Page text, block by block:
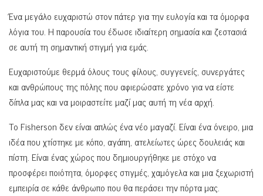
Ένα μεγάλο ευχαριστώ στον πάτερ για την ευλογία και τα όμορφα
λόγια του. Η παρουσία του έδωσε ιδιαίτερη σημασία και ζεστασιά
σε αυτή τη σημαντική στιγμή για εμάς.
Ευχαριστούμε θερμά όλους τους φίλους, συγγενείς, συνεργάτες
και ανθρώπους της πόλης που αφιερώσατε χρόνο για να είστε
δίπλα μας και να μοιραστείτε μαζί μας αυτή τη νέα αρχή.
Το Fisherson δεν είναι απλώς ένα νέο μαγαζί. Είναι ένα όνειρο, μια
ιδέα που χτίστηκε με κόπο, αγάπη, ατελείωτες ώρες δουλειάς και
πίστη. Είναι ένας χώρος που δημιουργήθηκε με στόχο να
προσφέρει ποιότητα, όμορφες στιγμές, χαμόγελα και μια ξεχωριστή
εμπειρία σε κάθε άνθρωπο που θα περάσει την πόρτα μας.